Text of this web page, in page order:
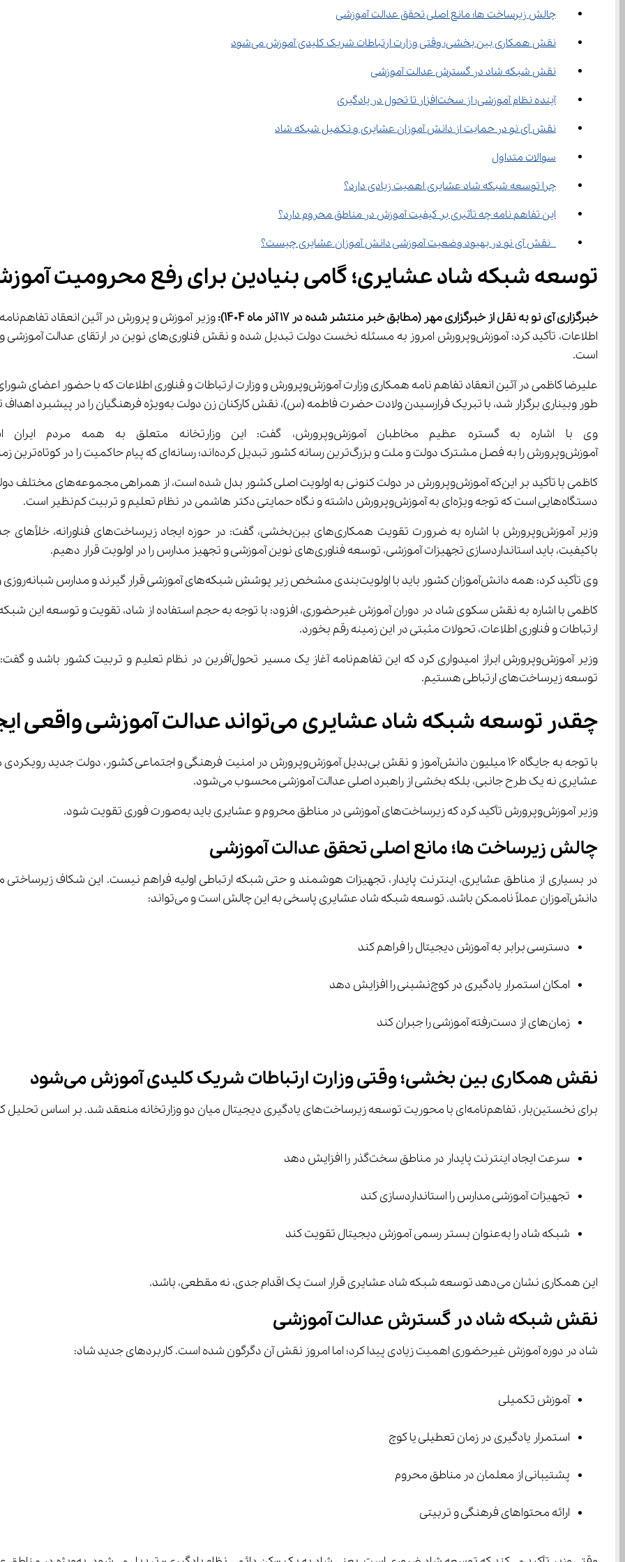
چالش زیرساخت ‌ها؛ مانع اصلی تحقق عدالت آموزشی
نقش همکاری بین بخشی؛ وقتی وزارت ارتباطات شریک کلیدی آموزش می‌شود
نقش شبکه شاد در گسترش عدالت آموزشی
آینده نظام آموزشی؛ از سخت‌افزار تا تحول در یادگیری
نقش آی‌ نو در حمایت از دانش ‌آموزان عشایری و تکمیل شبکه شاد
سوالات متداول
چرا توسعه شبکه شاد عشایری اهمیت زیادی دارد؟
این تفاهم‌ نامه چه تأثیری بر کیفیت آموزش در مناطق محروم دارد؟
نقش آی ‌نو در بهبود وضعیت آموزشی دانش ‌آموزان عشایری چیست؟
توسعه شبکه شاد عشایری؛ گامی بنیادین برای رفع محرومیت
خبرگزاری آی نو به نقل از خبرگزاری مهر (مطابق خبر منتشر شده در 17 آذر ماه 1404) :
است.
علیرضا کاظمی در آئین انعقاد تفاهم نامه همکاری وزارت آموزش‌وپرورش و وزارت ارتباطات و
طور وبیناری برگزار شد، با تبریک فرارسیدن ولادت حضرت فاطمه (س)، نقش کارکنان زن دولت به‌ویژه فرهنگیان را در پیشبرد اهداف تربیتی و اجتماعی کشور برجسته دانست.
آموزش‌وپرورش را به فصل مشترک دولت و ملت و بزرگ‌ترین رسانه کشور تبدیل کرده‌اند؛ رسانه‌ای که پیام حاکمیت را در کوتاه‌ترین زمان در جامعه جاری می‌کند.
کاظمی با تأکید بر این‌که
دستگاه‌هایی است که توجه ویژه‌ای به آموزش‌وپرورش داشته و نگاه حمایتی دکتر هاشمی در نظام تعلیم و تربیت کم‌نظیر است.
وزیر آموزش‌وپرورش با اشاره به ضرورت تقویت
باکیفیت، باید استانداردسازی تجهیزات آموزشی، توسعه فناوری‌های نوین آموزشی و تجهیز مدارس را در اولویت قرار دهیم.
وی تأکید کرد: همه دانش‌آموزان کشور باید با اولویت‌بندی مشخص زیر پوشش شبکه‌های آموزشی قرار گیرند و مدارس شبانه‌روزی و عشایری در صدر این اولویت‌ها قرار دارند.
کاظمی با اشاره به نقش سکوی شاد در دوران آموزش غیرحضوری، افزود: با توجه به حجم استفاده از شاد، تقویت و توسعه این
ارتباطات و فناوری اطلاعات، تحولات مثبتی در این زمینه رقم بخورد.
توسعه زیرساخت‌های ارتباطی هستیم.
چقدر توسعه شبکه شاد عشایری می‌تواند عدالت آموزشی واقعی ایجاد کند؟
با توجه به جایگاه ۱۶ میلیون دانش‌آموز و نقش بی‌بدیل آموزش‌وپرورش در امنیت فرهنگی و
عشایری نه یک طرح جانبی، بلکه بخشی از راهبرد اصلی عدالت آموزشی محسوب می‌شود.
وزیر آموزش‌وپرورش تأکید کرد که زیرساخت‌های آموزشی در مناطق محروم و عشایری باید به‌صورت فوری تقویت شود.
چالش زیرساخت ‌ها؛ مانع اصلی تحقق عدالت آموزشی
در بسیاری از مناطق عشایری، اینترنت پایدار، تجهیزات هوشمند و حتی شبکه ارتباطی اولیه فراهم نیست. این شکاف
دانش‌آموزان عملاً ناممکن باشد. توسعه شبکه شاد عشایری پاسخی به این چالش است و می‌تواند:
دسترسی برابر به آموزش دیجیتال را فراهم کند
امکان استمرار یادگیری در کوچ‌نشینی را افزایش دهد
زمان‌های از دست‌رفته آموزشی را جبران کند
نقش همکاری بین بخشی؛ وقتی وزارت ارتباطات شریک کلیدی آموزش می‌شود
برای نخستین‌بار، تفاهم‌نامه‌ای با محوریت توسعه زیرساخت‌های یادگیری دیجیتال میان دو وزارتخانه منعقد شد. بر اساس تحلیل کارشناسان، این همکاری می‌تواند:
سرعت ایجاد اینترنت پایدار در مناطق سخت‌گذر را افزایش دهد
تجهیزات آموزشی مدارس را استانداردسازی کند
شبکه شاد را به‌عنوان بستر رسمی آموزش دیجیتال تقویت کند
این همکاری نشان می‌دهد توسعه شبکه شاد عشایری قرار است یک اقدام جدی، نه مقطعی، باشد.
نقش شبکه شاد در گسترش عدالت آموزشی
شاد در دوره آموزش غیرحضوری اهمیت زیادی پیدا کرد؛ اما امروز نقش آن دگرگون شده است. کاربردهای جدید شاد:
آموزش تکمیلی
استمرار یادگیری در زمان تعطیلی یا کوچ
پشتیبانی از معلمان در مناطق محروم
ارائه محتواهای فرهنگی و تربیتی